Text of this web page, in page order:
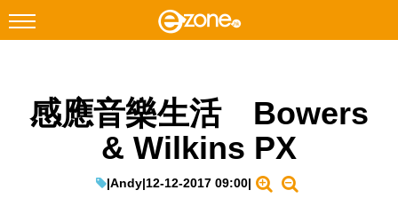
Facebook Instagram
感應音樂生活 Bowers
& Wilkins PX
|Andy|12-12-2017 09:00|